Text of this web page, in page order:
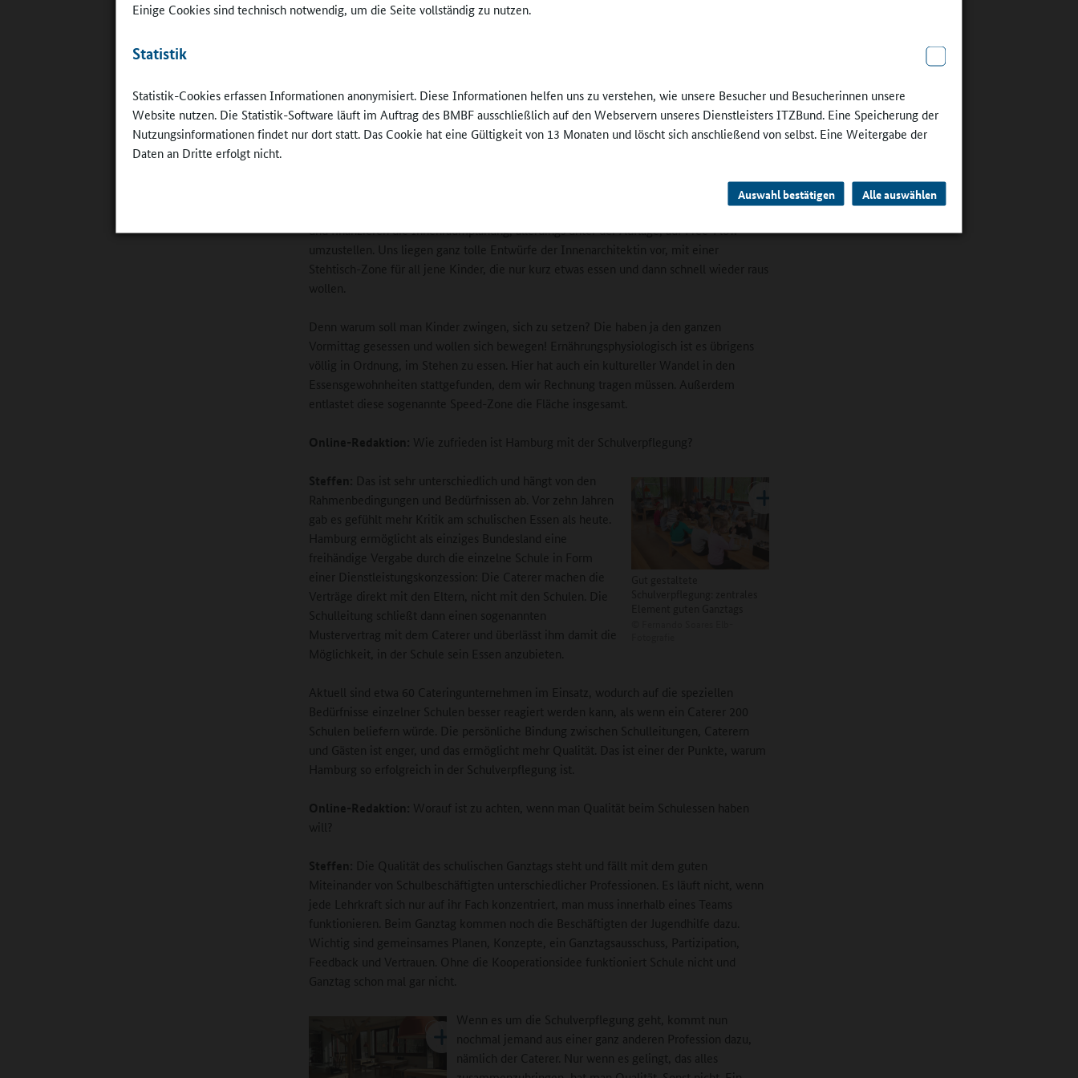
Einige Cookies sind technisch notwendig, um die Seite vollständig zu nutzen.
Statistik
Statistik-Cookies erfassen Informationen anonymisiert. Diese Informationen helfen uns zu verstehen, wie unsere Besucher und Besucherinnen unsere
Website nutzen. Die Statistik-Software läuft im Auftrag des BMBF ausschließlich auf den Webservern unseres Dienstleisters ITZBund. Eine Speicherung der
Nutzungsinformationen findet nur dort statt. Das Cookie hat eine Gültigkeit von 13 Monaten und löscht sich anschließend von selbst. Eine Weitergabe der
Daten an Dritte erfolgt nicht.
Auswahl bestätigen Alle auswählen
Fotografie
Flow-System in einem gut gestalteten Speiseraum die beste
Online-Redaktion:Gibt es einen aktuellen Fall, den Sie uns
beispielhaft schildern können?
nach Schüsselsystem im Klassenraum essen. Sie wollten gerne etwas ändern, aber der
externe Kooperationspartner wollte nicht mitziehen. Wir unterstützen die Schule jetzt
und finanzieren die Innenraumplanung, allerdings unter der Auflage, auf Free-Flow
umzustellen. Uns liegen ganz tolle Entwürfe der Innenarchitektin vor, mit einer
Stehtisch-Zone für all jene Kinder, die nur kurz etwas essen und dann schnell wieder raus
wollen.
Denn warum soll man Kinder zwingen, sich zu setzen? Die haben ja den ganzen
Vormittag gesessen und wollen sich bewegen! Ernährungsphysiologisch ist es übrigens
völlig in Ordnung, im Stehen zu essen. Hier hat auch ein kultureller Wandel in den
Essensgewohnheiten stattgefunden, dem wir Rechnung tragen müssen. Außerdem
entlastet diese sogenannte Speed-Zone die Fläche insgesamt.
Online-Redaktion: Wie zufrieden ist Hamburg mit der Schulverpflegung?
Steffen: Das ist sehr unterschiedlich und hängt von den
Rahmenbedingungen und Bedürfnissen ab. Vor zehn Jahren
gab es gefühlt mehr Kritik am schulischen Essen als heute.
Hamburg ermöglicht als einziges Bundesland eine
freihändige Vergabe durch die einzelne Schule in Form
einer Dienstleistungskonzession: Die Caterer machen die
Verträge direkt mit den Eltern, nicht mit den Schulen. Die
Schulleitung schließt dann einen sogenannten
Mustervertrag mit dem Caterer und überlässt ihm damit die
Möglichkeit, in der Schule sein Essen anzubieten.
Aktuell sind etwa 60 Cateringunternehmen im Einsatz, wodurch auf die speziellen
Bedürfnisse einzelner Schulen besser reagiert werden kann, als wenn ein Caterer 200
Schulen beliefern würde. Die persönliche Bindung zwischen Schulleitungen, Caterern
und Gästen ist enger, und das ermöglicht mehr Qualität. Das ist einer der Punkte, warum
Hamburg so erfolgreich in der Schulverpflegung ist.
Online-Redaktion: Worauf ist zu achten, wenn man Qualität beim Schulessen haben
will?
Steffen: Die Qualität des schulischen Ganztags steht und fällt mit dem guten
Miteinander von Schulbeschäftigten unterschiedlicher Professionen. Es läuft nicht, wenn
jede Lehrkraft sich nur auf ihr Fach konzentriert, man muss innerhalb eines Teams
funktionieren. Beim Ganztag kommen noch die Beschäftigten der Jugendhilfe dazu.
Wichtig sind gemeinsames Planen, Konzepte, ein Ganztagsausschuss, Partizipation,
Feedback und Vertrauen. Ohne die Kooperationsidee funktioniert Schule nicht und
Ganztag schon mal gar nicht.
Wenn es um die Schulverpflegung geht, kommt nun
nochmal jemand aus einer ganz anderen Profession dazu,
nämlich der Caterer. Nur wenn es gelingt, das alles